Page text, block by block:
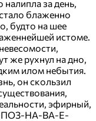
налипла за день,
блаженно
будто на шее
истоме.
же рухнул на дно,
илом небытия.
он скользил
эфирный,
ПОЗ-НА-ВА-Е-